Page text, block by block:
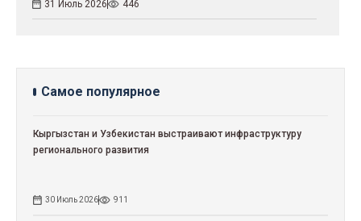
31 Июль 2026 446
Самое популярное
Кыргызстан и Узбекистан выстраивают инфраструктуру
регионального развития
30 Июль 2026 911